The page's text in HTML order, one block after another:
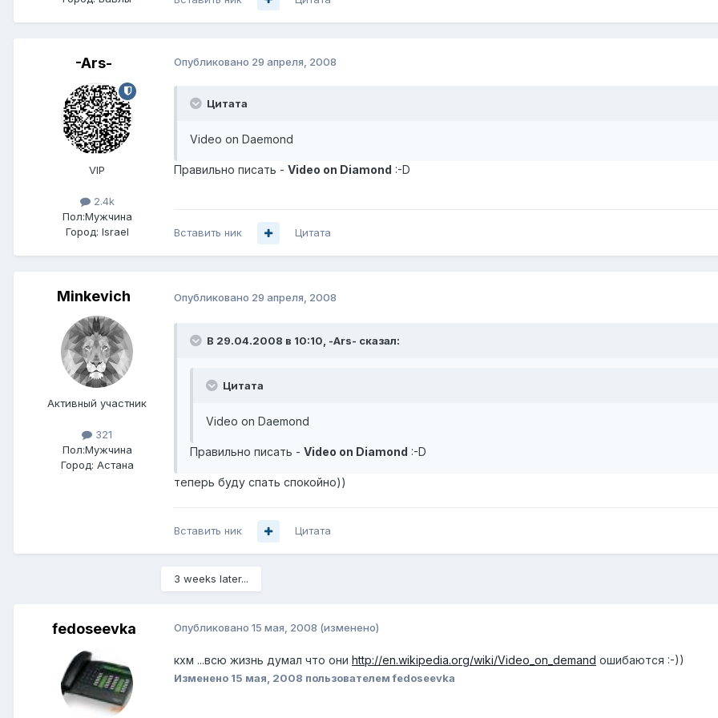
-Ars-
VIP
2.4k
Пол:Мужчина
Город: Israel
Опубликовано 29 апреля, 2008
Цитата
Video on Daemond
Правильно писать - Video on Diamond :-D
Вставить ник Цитата
Minkevich
Активный участник
321
Пол:Мужчина
Город: Астана
Опубликовано 29 апреля, 2008
В 29.04.2008 в 10:10, -Ars- сказал:
Цитата
Video on Daemond
Правильно писать - Video on Diamond :-D
теперь буду спать спокойно))
Вставить ник Цитата
3 weeks later...
fedoseevka Опубликовано 15 мая, 2008 (изменено)
кхм ...всю жизнь думал что они http://en.wikipedia.org/wiki/Video_on_demand ошибаются :-))
Изменено 15 мая, 2008 пользователем fedoseevka